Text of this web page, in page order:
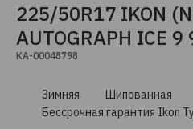
225/50R17 IKON
AUTOGRAPH ICE
КА-00048798
Зимняя Шипованная
Бессрочная гарантия Ikon